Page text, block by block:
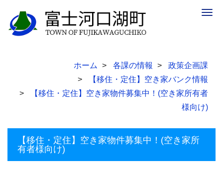
ホーム 各課の情報
政策企画課
【移住・定住】空き家バンク情報
【移住・定住】空き家物件募集中！(空き家所有者
様向け)
【移住・定住】空き家物件募集中！(空き家所
有者様向け)